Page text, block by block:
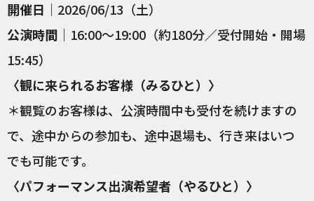
開催日 ｜2026/06/13（土）
公演時間 ｜16:00〜19:00（約180分／受付開始・開場
15:45）
〈観に来られるお客様（みるひと）〉
＊観覧のお客様は、公演時間中も受付を続けますの
で、途中からの参加も、途中退場も、行き来はいつ
でも可能です。
〈パフォーマンス出演希望者（やるひと）〉